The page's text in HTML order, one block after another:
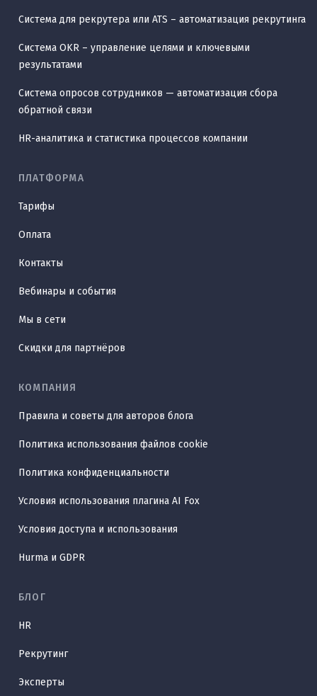
Система для рекрутера или ATS – автоматизация рекрутинга
Система OKR – управление целями и ключевыми
результатами
Система опросов сотрудников — автоматизация сбора
обратной связи
HR-аналитика и статистика процессов компании
ПЛАТФОРМА
Тарифы
Оплата
Контакты
Вебинары и события
Мы в сети
Скидки для партнёров
КОМПАНИЯ
Правила и советы для авторов блога
Политика использования файлов cookie
Политика конфиденциальности
Условия использования плагина AI Fox
Условия доступа и использования
Hurma и GDPR
БЛОГ
HR
Рекрутинг
Эксперты